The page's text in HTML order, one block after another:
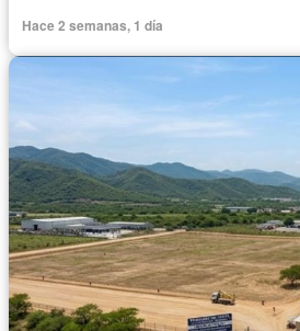
Hace 2 semanas, 1 día